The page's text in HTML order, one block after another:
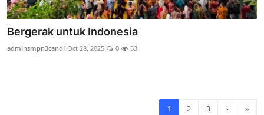
Bergerak untuk Indonesia
adminsmpn3candi Oct 28, 2025 0 33
1 2 3 › »